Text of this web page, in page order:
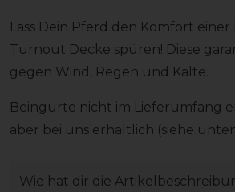
Lass Dein Pferd den Komfort einer
Turnout Decke spüren! Diese
gegen Wind, Regen und Kälte.
Beingurte nicht im Lieferumfang
aber bei uns erhältlich (siehe
Wie hat dir die